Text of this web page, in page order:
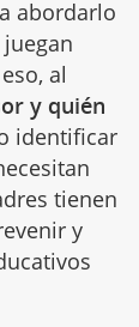
abordarlo
al
y quién
identificar
tienen
y